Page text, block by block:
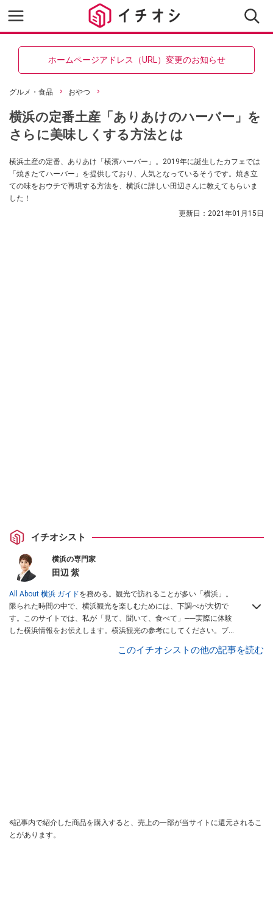
ホームページアドレス（URL）変更のお知らせ
グルメ・食品 おやつ
横浜の定番土産「ありあけのハーバー」を
さらに美味しくする方法とは
横浜土産の定番、ありあけ「横濱ハーバー」。2019年に誕生したカフェでは
「焼きたてハーバー」を提供しており、人気となっているそうです。焼き立
ての味をおウチで再現する方法を、横浜に詳しい田辺さんに教えてもらいま
した！
更新日： 2021年01月15日
イチオシスト
横浜の専門家
田辺 紫
All About 横浜 ガイドを務める。観光で訪れることが多い「横浜」。
限られた時間の中で、横浜観光を楽しむためには、下調べが大切で
す。このサイトでは、私が「見て、聞いて、食べて」──実際に体験
した横浜情報をお伝えします。横浜観光の参考にしてください。ブロ
このイチオシストの他の記事を読む
※記事内で紹介した商品を購入すると、売上の一部が当サイトに還元されるこ
とがあります。